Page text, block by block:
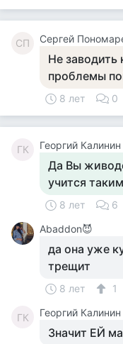
СП Сергей
Не заводить
проблемы
8 лет 0
ГК Георгий Калинин
Да Вы
учится
8 лет 6
Abaddon😈
да она уже
трещит
8 лет 1
ГК Георгий Калинин
Значит ЕЙ